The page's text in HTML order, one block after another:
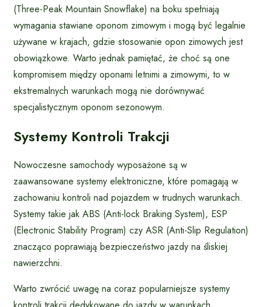
(Three-Peak Mountain Snowflake) na boku spełniają
wymagania stawiane oponom zimowym i mogą być legalnie
używane w krajach, gdzie stosowanie opon zimowych jest
obowiązkowe. Warto jednak pamiętać, że choć są one
kompromisem między oponami letnimi a zimowymi, to w
ekstremalnych warunkach mogą nie dorównywać
specjalistycznym oponom sezonowym.
Systemy Kontroli Trakcji
Nowoczesne samochody wyposażone są w
zaawansowane systemy elektroniczne, które pomagają w
zachowaniu kontroli nad pojazdem w trudnych warunkach.
Systemy takie jak ABS (Anti-lock Braking System), ESP
(Electronic Stability Program) czy ASR (Anti-Slip Regulation)
znacząco poprawiają bezpieczeństwo jazdy na śliskiej
nawierzchni.
Warto zwrócić uwagę na coraz popularniejsze systemy